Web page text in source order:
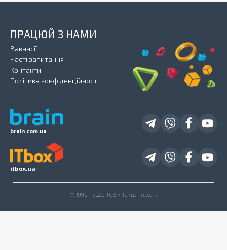
brain.com.ua
ПРАЦЮЙ З НАМИ
Вакансії
Часті запитання
Контакти
Політика конфіденційності
itbox.ua
© 1996 - 2026 ТОВ «Приватінвест»